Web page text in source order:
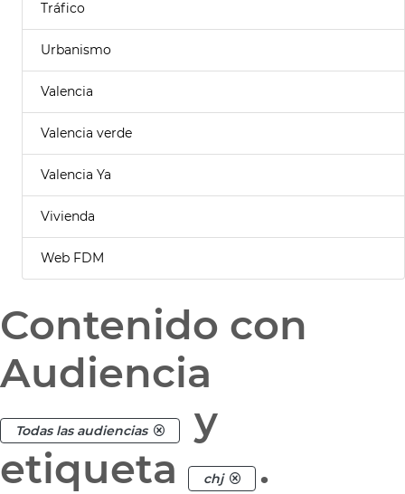
Tráfico
Urbanismo
Valencia
Valencia verde
Valencia Ya
Vivienda
Web FDM
Contenido con
Audiencia
Todas las audiencias
y
etiqueta
chj .